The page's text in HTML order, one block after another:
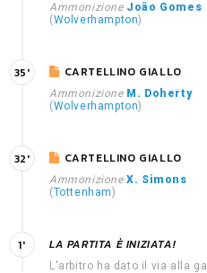
Ammonizione João Gomes
(Wolverhampton)
CARTELLINO GIALLO
Ammonizione M. Doherty
(Wolverhampton)
35'
CARTELLINO GIALLO
Ammonizione X. Simons
(Tottenham)
32'
LA PARTITA È INIZIATA!
L'arbitro ha dato il via alla
1'